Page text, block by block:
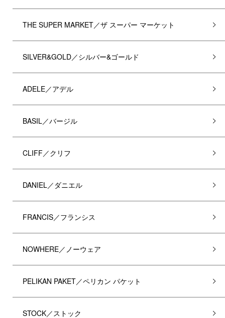
THE SUPER MARKET／ザ スーパー マーケット
SILVER&GOLD／シルバー&ゴールド
ADELE／アデル
BASIL／バージル
CLIFF／クリフ
DANIEL／ダニエル
FRANCIS／フランシス
NOWHERE／ノーウェア
PELIKAN PAKET／ペリカン パケット
STOCK／ストック